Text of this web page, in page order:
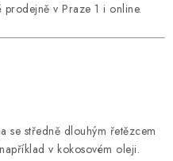
v Praze 1 i online.
se středně dlouhým řetězcem
v kokosovém oleji.